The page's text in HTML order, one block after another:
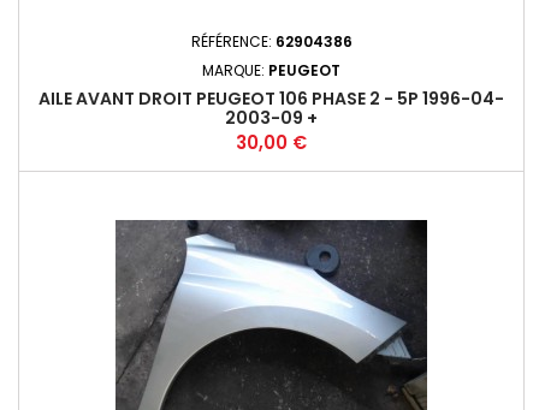
RÉFÉRENCE: 62904386
MARQUE: PEUGEOT
AILE AVANT DROIT PEUGEOT 106 PHASE 2 - 5P 1996-04-
2003-09 +
Prix
30,00 €